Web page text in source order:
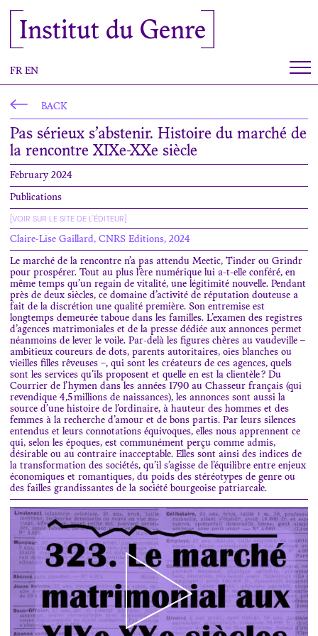
Institut du Genre
FR EN
BACK
Pas sérieux s’abstenir. Histoire du marché de
la rencontre XIXe-XXe siècle
February 2024
Publications
[VOIR SUR LE SITE DE L'ÉDITEUR]
Claire-Lise Gaillard, CNRS Editions, 2024
Le marché de la rencontre n’a pas attendu Meetic, Tinder ou Grindr
pour prospérer. Tout au plus l’ère numérique lui a-t-elle conféré, en
même temps qu’un regain de vitalité, une légitimité nouvelle. Pendant
près de deux siècles, ce domaine d’activité de réputation douteuse a
fait de la discrétion une qualité première. Son entremise est
longtemps demeurée taboue dans les familles. L’examen des registres
d’agences matrimoniales et de la presse dédiée aux annonces permet
néanmoins de lever le voile. Par-delà les figures chères au vaudeville –
ambitieux coureurs de dots, parents autoritaires, oies blanches ou
vieilles filles rêveuses –, qui sont les créateurs de ces agences, quels
sont les services qu’ils proposent et quelle en est la clientèle ? Du
Courrier de l’hymen dans les années 1790 au Chasseur français (qui
revendique 4,5 millions de naissances), les annonces sont aussi la
source d’une histoire de l’ordinaire, à hauteur des hommes et des
femmes à la recherche d’amour et de bons partis. Par leurs silences
entendus et leurs connotations équivoques, elles nous apprennent ce
qui, selon les époques, est communément perçu comme admis,
désirable ou au contraire inacceptable. Elles sont ainsi des indices de
la transformation des sociétés, qu’il s’agisse de l’équilibre entre enjeux
économiques et romantiques, du poids des stéréotypes de genre ou
des failles grandissantes de la société bourgeoise patriarcale.